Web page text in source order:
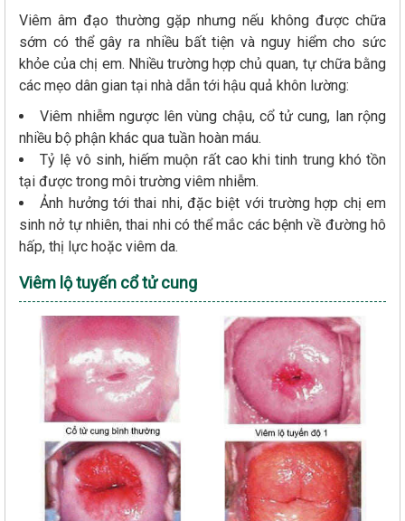
Viêm âm đạo thường gặp nhưng nếu không được chữa
sớm có thể gây ra nhiều bất tiện và nguy hiểm cho sức
khỏe của chị em. Nhiều trường hợp chủ quan, tự chữa bằng
các mẹo dân gian tại nhà dẫn tới hậu quả khôn lường:
Viêm nhiễm ngược lên vùng chậu, cổ tử cung, lan rộng
nhiều bộ phận khác qua tuần hoàn máu.
Tỷ lệ vô sinh, hiếm muộn rất cao khi tinh trung khó tồn
tại được trong môi trường viêm nhiễm.
Ảnh hưởng tới thai nhi, đặc biệt với trường hợp chị em
sinh nở tự nhiên, thai nhi có thể mắc các bệnh về đường hô
hấp, thị lực hoặc viêm da.
Viêm lộ tuyến cổ tử cung